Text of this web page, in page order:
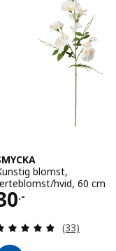
blomst,
hvid, 60 cm
.- 30.-
Anmeld:
(33)